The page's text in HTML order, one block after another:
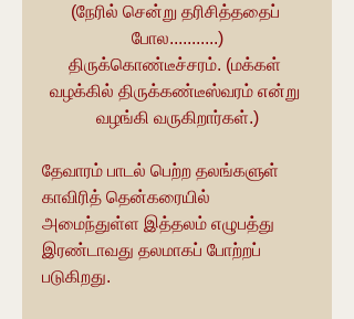
(நேரில் சென்று தரிசித்ததைப்
போல...........)
திருக்கொண்டீச்சரம். (மக்கள்
வழக்கில் திருக்கண்டீஸ்வரம் என்று
வழங்கி வருகிறார்கள்.)
தேவாரம் பாடல் பெற்ற தலங்களுள்
காவிரித் தென்கரையில்
அமைந்துள்ள இத்தலம் எழுபத்து
இரண்டாவது தலமாகப் போற்றப்
படுகிறது.